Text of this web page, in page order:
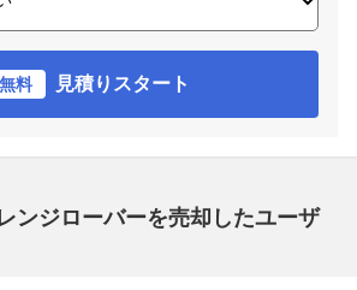
無料 見積りスタート
ンジローバーを売却したユーザ